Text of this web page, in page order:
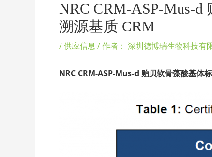
NRC CRM-ASP-Mus-
溯源基质 CRM
/供应信息 / 作者： 深圳德博瑞生物科技有
NRC CRM-ASP-Mus-d 贻贝软骨藻酸基体